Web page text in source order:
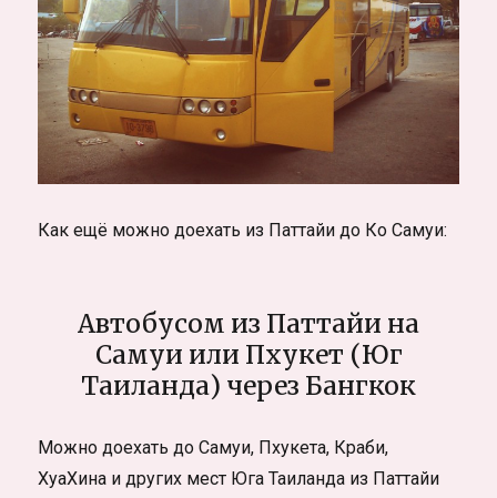
Как ещё можно доехать из Паттайи до Ко Самуи:
Автобусом из Паттайи на
Самуи или Пхукет (Юг
Таиланда) через Бангкок
Можно доехать до Самуи, Пхукета, Краби,
ХуаХина и других мест Юга Таиланда из Паттайи